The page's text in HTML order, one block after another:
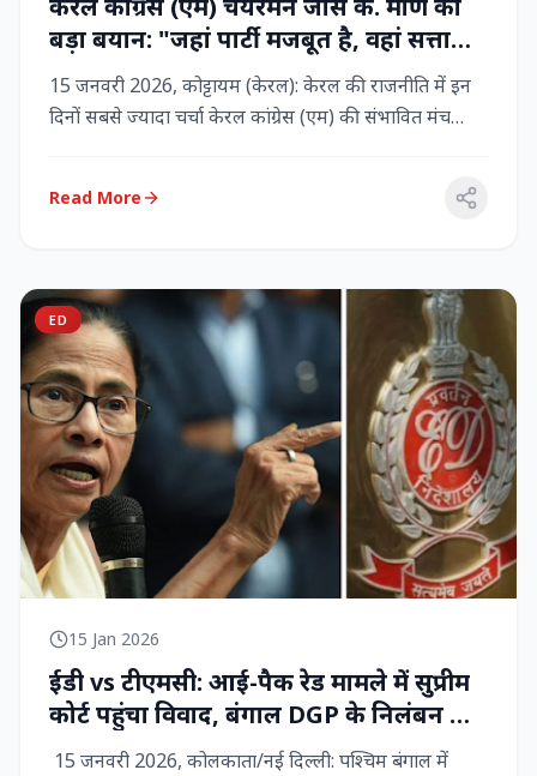
बड़ा बयान: "जहां पार्टी मजबूत है, वहां सत्ता
बनी रहेगी" – LDF के साथ बने रहने पर जोर
15 जनवरी 2026, कोट्टायम (केरल): केरल की राजनीति में इन
दिनों सबसे ज्यादा चर्चा केरल कांग्रेस (एम) की संभावित मंच
Read More
ED
15 Jan 2026
ईडी vs टीएमसी: आई-पैक रेड मामले में सुप्रीम
कोर्ट पहुंचा विवाद, बंगाल DGP के निलंबन की
मांग, कलकत्ता हाईकोर्ट में CBI छापेमारी
15 जनवरी 2026, कोलकाता/नई दिल्ली: पश्चिम बंगाल में